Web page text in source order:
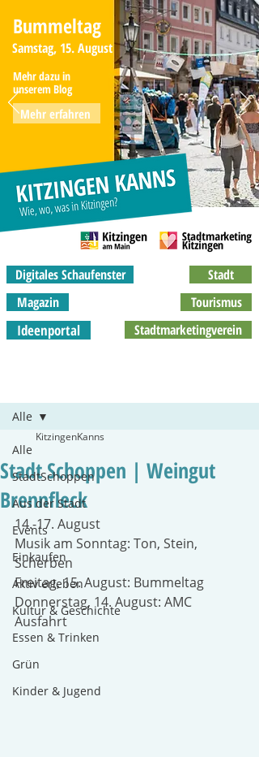
Bummeltag
Samstag, 15. August
Mehr dazu in
unserem Blog
Mehr erfahren
Stadt
Digitales Schaufenster
Magazin
Ideenportal
Tourismus
Stadtmarketingverein
Alle
StadtSchoppen
Aus der Stadt
Events
Einkaufen
Aktiv erleben
Kultur & Geschichte
Essen & Trinken
Grün
Kinder & Jugend
Alle
Stadt Schoppen | Weingut
Brennfleck
KitzingenKanns
14.-17. August
Musik am Sonntag: Ton, Stein,
Scherben
Freitag, 15. August: Bummeltag
Donnerstag, 14. August: AMC
Ausfahrt